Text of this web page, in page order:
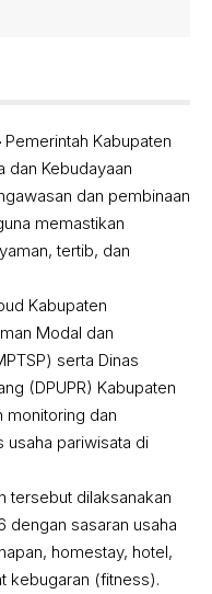
Pemerintah Kabupaten
dan Kebudayaan
dan pembinaan
memastikan
tertib, dan
Kabupaten
Modal dan
serta Dinas
(DPUPR) Kabupaten
monitoring dan
usaha pariwisata di
tersebut dilaksanakan
dengan sasaran usaha
homestay, hotel,
kebugaran (fitness).